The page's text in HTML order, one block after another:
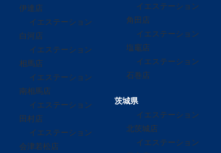
伊達店
イエステーション
白河店
イエステーション
相馬店
イエステーション
南相馬店
イエステーション
田村店
イエステーション
会津若松店
イエステーション
角田店
イエステーション
塩竈店
イエステーション
石巻店
茨城県
イエステーション
北茨城店
イエステーション